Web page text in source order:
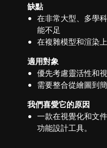
缺點
在非常大型、多學
能不足
在複雜模型和渲染
適用對象
優先考慮靈活性和
需要整合從繪圖到
我們喜愛它的原因
一款在視覺化和文
功能設計工具。